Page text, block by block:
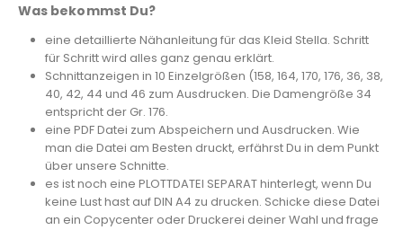
Was bekommst Du?
eine detaillierte Nähanleitung für das Kleid Stella. Schritt
für Schritt wird alles ganz genau erklärt.
Schnittanzeigen in 10 Einzelgrößen (158, 164, 170, 176, 36, 38,
40, 42, 44 und 46 zum Ausdrucken. Die Damengröße 34
entspricht der Gr. 176.
eine PDF Datei zum Abspeichern und Ausdrucken. Wie
man die Datei am Besten druckt, erfährst Du in dem Punkt
über unsere Schnitte.
es ist noch eine PLOTTDATEI SEPARAT hinterlegt, wenn Du
keine Lust hast auf DIN A4 zu drucken. Schicke diese Datei
an ein Copycenter oder Druckerei deiner Wahl und frage